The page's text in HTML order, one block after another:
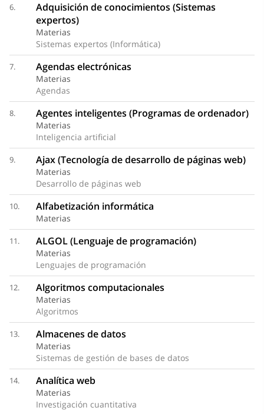
6.
Adquisición de conocimientos (Sistemas
expertos)
Materias
Sistemas expertos (Informática)
7. Agendas electrónicas
Materias
Agendas
8. Agentes inteligentes (Programas de ordenador)
Materias
Inteligencia artificial
9. Ajax (Tecnología de desarrollo de páginas web)
Materias
Desarrollo de páginas web
10. Alfabetización informática
Materias
11. ALGOL (Lenguaje de programación)
Materias
Lenguajes de programación
12. Algoritmos computacionales
Materias
Algoritmos
13. Almacenes de datos
Materias
Sistemas de gestión de bases de datos
14. Analítica web
Materias
Investigación cuantitativa